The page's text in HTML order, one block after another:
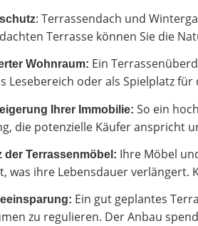
: Terrassendach und
Terrasse können Sie die
Wohnraum: Ein
Lesebereich oder als Spielplatz
Ihrer Immobilie: So ein
die potenzielle Käufer anspricht
der Terrassenmöbel: Ihre Möbel
was ihre Lebensdauer verlängert.
Ein gut geplantes
zu regulieren. Der Anbau